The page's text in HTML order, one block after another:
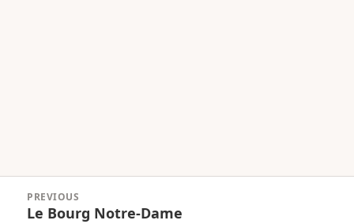
PREVIOUS
Previous
Le Bourg Notre-Dame